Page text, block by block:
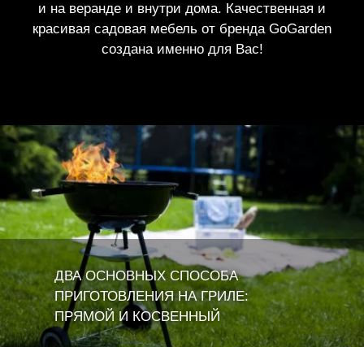
и на веранде и внутри дома. Качественная и
красивая садовая мебель от бренда GoGarden
создана именно для Вас!
ДВА ОСНОВНЫХ СПОСОБА
ПРИГОТОВЛЕНИЯ НА ГРИЛЕ:
ПРЯМОЙ И КОСВЕННЫЙ